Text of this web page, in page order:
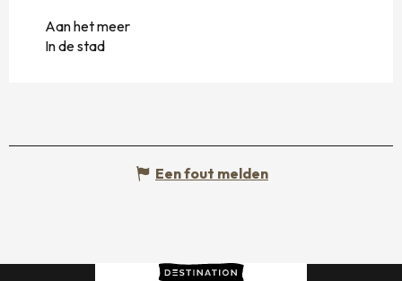
Aan het meer
In de stad
Een fout melden